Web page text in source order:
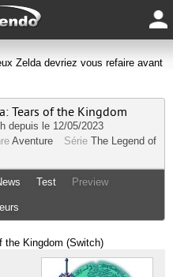
Zelda devriez vous refaire avant
Tears of the Kingdom
depuis le 12/05/2023
Aventure Série The Legend of
Test Preview
the Kingdom (Switch)